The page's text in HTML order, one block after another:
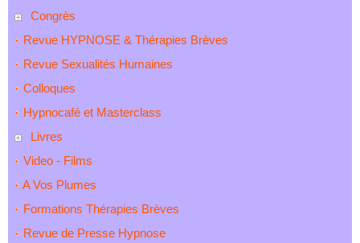
Congrès
Revue HYPNOSE & Thérapies Brèves
Revue Sexualités Humaines
Colloques
Hypnocafé et Masterclass
Livres
Video - Films
A Vos Plumes
Formations Thérapies Brèves
Revue de Presse Hypnose